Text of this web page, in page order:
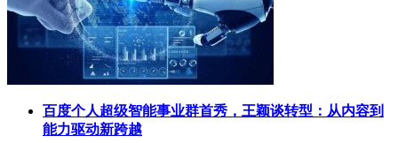
百度个人超级智能事业群首秀，王颖谈转型：从内容到
能力驱动新跨越